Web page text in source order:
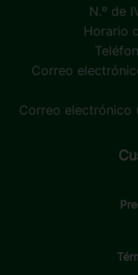
N.º de
Horario
Correo
Correo electrónico